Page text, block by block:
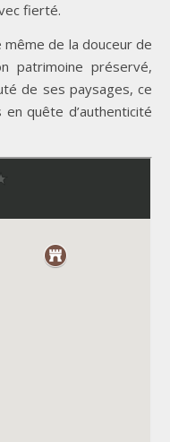
fierté.
même de la douceur de
patrimoine préservé,
de ses paysages, ce
quête d’authenticité